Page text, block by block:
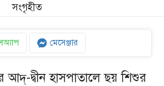
সংগৃহীত
মেসেঞ্জার
আদ্-দ্বীন হাসপাতালে ছয় শিশুর